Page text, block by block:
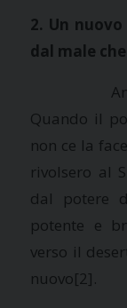
2. Un
dal male
Ancora:
Quando il
non ce la
rivolsero al
dal potere
potente e
verso il
nuovo[2].